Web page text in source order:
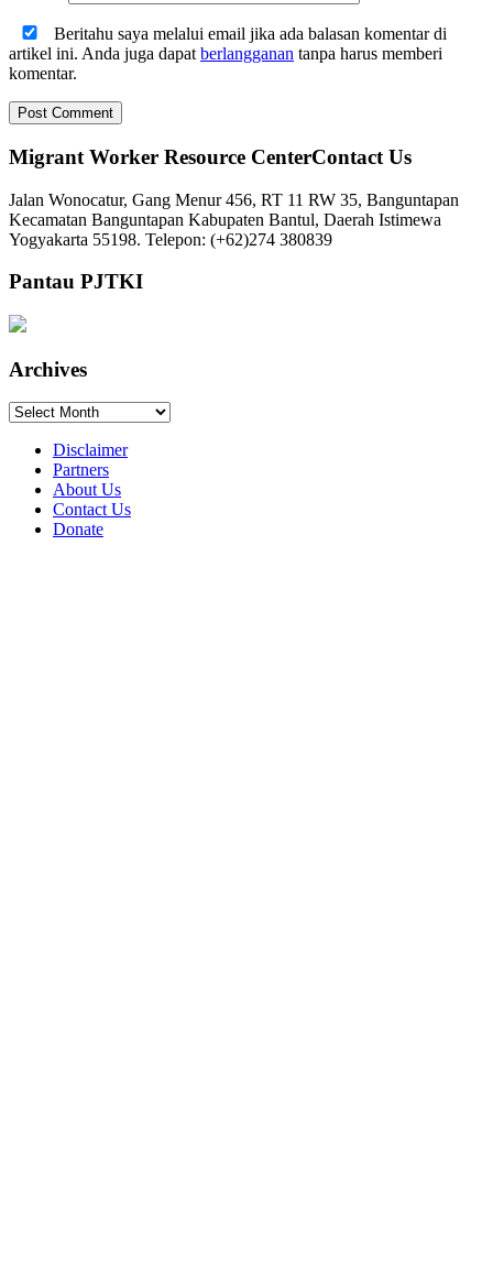
Beritahu saya melalui email jika ada balasan komentar di
artikel ini. Anda juga dapat berlangganan tanpa harus memberi
komentar.
Migrant Worker Resource CenterContact Us
Jalan Wonocatur, Gang Menur 456, RT 11 RW 35, Banguntapan
Kecamatan Banguntapan Kabupaten Bantul, Daerah Istimewa
Yogyakarta 55198. Telepon: (+62)274 380839
Pantau PJTKI
Archives
Archives
Disclaimer
Partners
About Us
Contact Us
Donate